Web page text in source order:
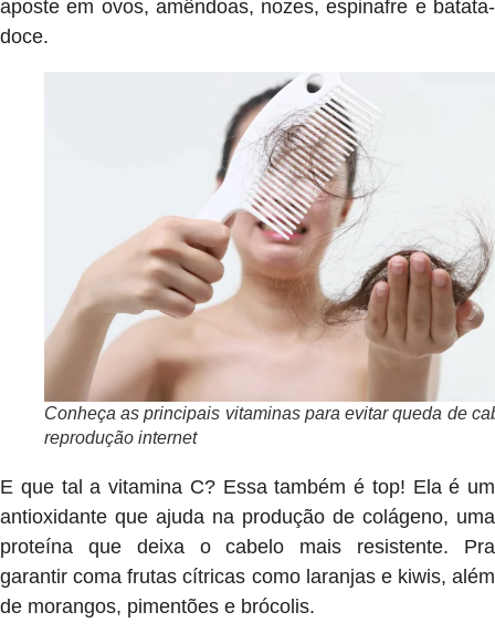
aposte em ovos, amêndoas, nozes, espinafre e batata-
doce.
Conheça as principais vitaminas para evitar queda de
reprodução internet
E que tal a vitamina C? Essa também é top! Ela é um
antioxidante que ajuda na produção de colágeno, uma
proteína que deixa o cabelo mais resistente. Pra
garantir coma frutas cítricas como laranjas e kiwis, além
de morangos, pimentões e brócolis.